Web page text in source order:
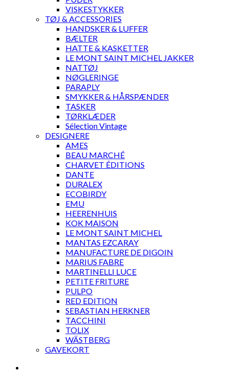
VISKESTYKKER
TØJ & ACCESSORIES
HANDSKER & LUFFER
BÆLTER
HATTE & KASKETTER
LE MONT SAINT MICHEL JAKKER
NATTØJ
NØGLERINGE
PARAPLY
SMYKKER & HÅRSPÆNDER
TASKER
TØRKLÆDER
Sélection Vintage
DESIGNERE
AMES
BEAU MARCHÉ
CHARVET ÉDITIONS
DANTE
DURALEX
ECOBIRDY
EMU
HEERENHUIS
KOK MAISON
LE MONT SAINT MICHEL
MANTAS EZCARAY
MANUFACTURE DE DIGOIN
MARIUS FABRE
MARTINELLI LUCE
PETITE FRITURE
PULPO
RED EDITION
SEBASTIAN HERKNER
TACCHINI
TOLIX
WÄSTBERG
GAVEKORT